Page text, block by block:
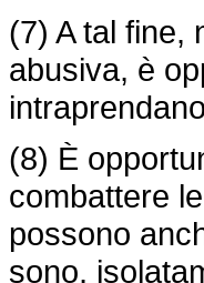
(7) A tal fine,
abusiva, è
(8) È
combattere
possono
sono,